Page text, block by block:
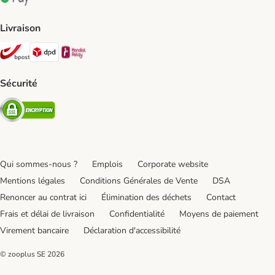
Google Pay Payment Method
Livraison
Bpost Shipping Method
DPD Shipping Method
Sécurité
Security
Qui sommes-nous ? Emplois
Corporate website
Mentions légales
Conditions Générales de Vente
DSA
Renoncer au contrat ici
Élimination des déchets
Contact
Frais et délai de livraison
Confidentialité
Moyens de paiement
Virement bancaire
Déclaration d'accessibilité
© zooplus SE 2026